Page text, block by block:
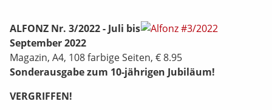
ALFONZ Nr. 3/2022 - Juli bis
September 2022
Magazin, A4, 108 farbige Seiten, € 8.95
Sonderausgabe zum 10-jährigen Jubiläum!
VERGRIFFEN!